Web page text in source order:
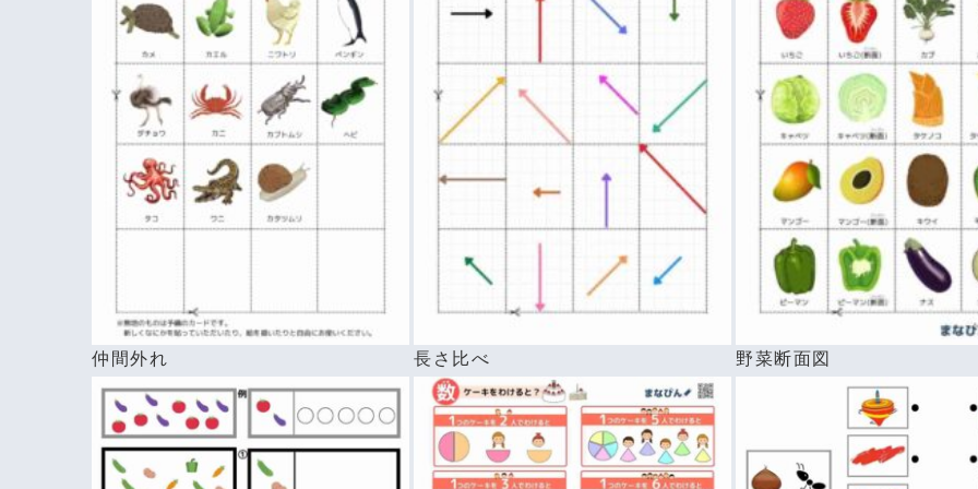
仲間外れ 長さ比べ 野菜断面図